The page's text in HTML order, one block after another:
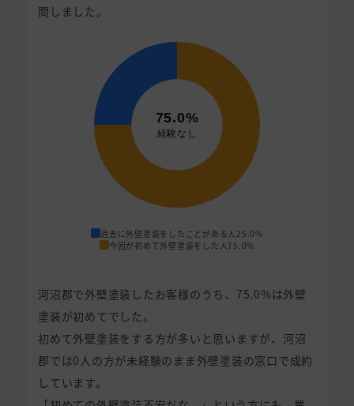
問しました。
過去に外壁塗装をしたことがある人 25.0%
今回が初めて外壁塗装をした人 75.0%
河沼郡で外壁塗装したお客様のうち、75.0%は外壁
塗装が初めてでした。
初めて外壁塗装をする方が多いと思いますが、河沼
郡では0人の方が未経験のまま外壁塗装の窓口で成約
しています。